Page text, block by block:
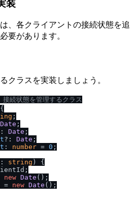
装
、各クライアントの接続状態を追
要があります。
クラスを実装しましょう。
接続状態を管理するクラス
{
;
Date ;
: Date ;
?: Date ;
: number = 0 ;
: string ) {
new Date ();
= new Date ();